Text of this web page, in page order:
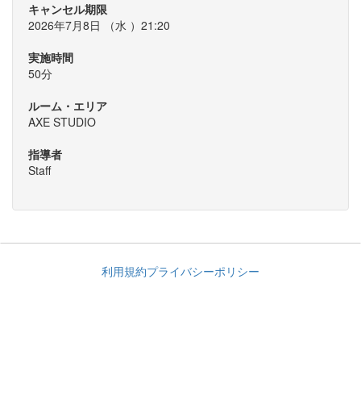
キャンセル期限
2026年7月8日 （水 ）21:20
実施時間
50分
ルーム・エリア
AXE STUDIO
指導者
Staff
利用規約プライバシーポリシー